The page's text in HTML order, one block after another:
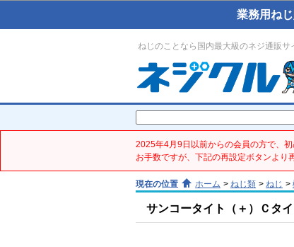
業務用ね
ねじのことなら国内最大級のネジ通販サ
2025年4月9日以前からの会員の方で、
お手数ですが、下記の再設定ボタンより
現在の位置 ホーム > ねじ類 > ねじ >
サンコータイト（＋）Ｃタ